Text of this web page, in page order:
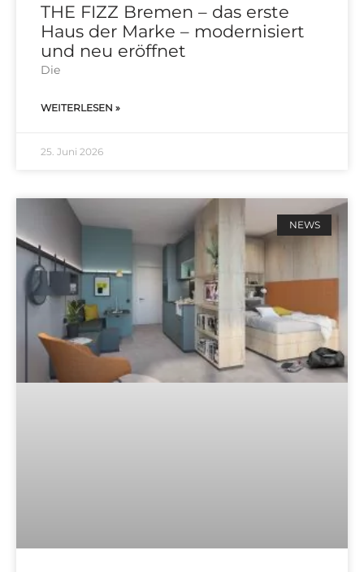
THE FIZZ Bremen – das erste
Haus der Marke – modernisiert
und neu eröffnet
Die
WEITERLESEN »
25. Juni 2026
NEWS